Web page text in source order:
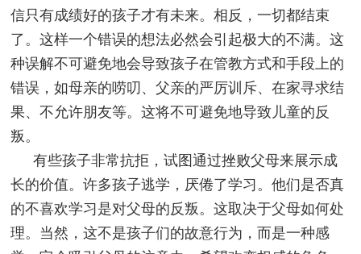
信只有成绩好的孩子才有未来。相反，一切都结束
了。这样一个错误的想法必然会引起极大的不满。这
种误解不可避免地会导致孩子在管教方式和手段上的
错误，如母亲的唠叨、父亲的严厉训斥、在家寻求结
果、不允许朋友等。这将不可避免地导致儿童的反
叛。
有些孩子非常抗拒，试图通过挫败父母来展示成
长的价值。许多孩子逃学，厌倦了学习。他们是否真
的不喜欢学习是对父母的反叛。这取决于父母如何处
理。当然，这不是孩子们的故意行为，而是一种感